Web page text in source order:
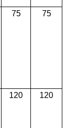
75 75
120 120